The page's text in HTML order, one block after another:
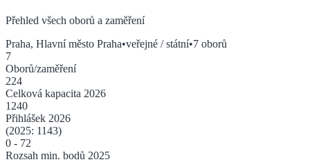
Přehled všech oborů a zaměření
Praha, Hlavní město Praha•veřejné / státní•7 oborů
7
Oborů/zaměření
224
Celková kapacita 2026
1240
Přihlášek 2026
(2025: 1143)
0 - 72
Rozsah min. bodů 2025